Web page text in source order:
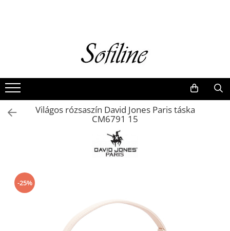
Valódi bőr
Hátizsákok
Elegáns kistáskák
Világos rózsaszín David Jones Paris táska
CM6791 15
-25%